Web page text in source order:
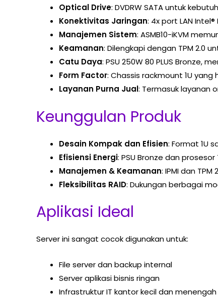
Optical Drive: DVDRW SATA untuk
Konektivitas Jaringan: 4x port LAN
Manajemen Sistem: ASMB10-iKVM
Keamanan: Dilengkapi dengan TPM 2.0
Catu Daya: PSU 250W 80 PLUS Bronze,
Form Factor: Chassis rackmount 1U
Layanan Purna Jual: Termasuk layanan
Keunggulan Produk
Desain Kompak dan Efisien: Format 1U
Efisiensi Energi: PSU Bronze dan
Manajemen & Keamanan: IPMI dan
Fleksibilitas RAID: Dukungan berbagai
Aplikasi Ideal
Server ini sangat cocok digunakan untuk:
File server dan backup internal
Server aplikasi bisnis ringan
Infrastruktur IT kantor kecil dan menengah